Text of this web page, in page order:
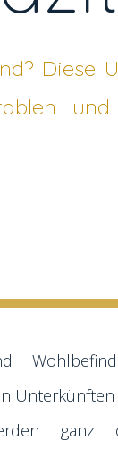
Diese
und
Unterkünften
ganz